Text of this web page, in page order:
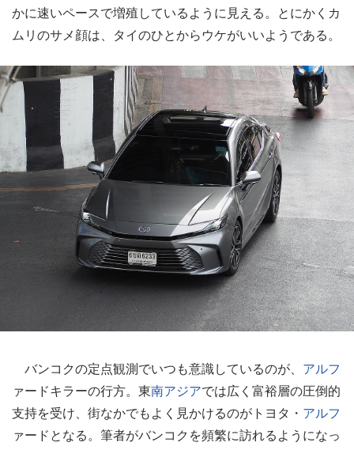
かに速いペースで増殖しているように見える。とにかくカ
ムリのサメ顔は、タイのひとからウケがいいようである。
バンコクの定点観測でいつも意識しているのが、 アルフ
ァードキラーの行方。東南アジアでは広く富裕層の圧倒的
支持を受け、街なかでもよく見かけるのがトヨタ・ アルフ
ァードとなる。筆者がバンコクを頻繁に訪れるようになっ